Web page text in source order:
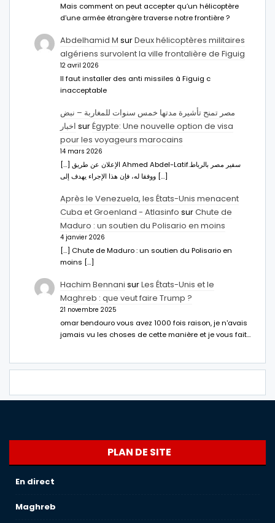
Mais comment on peut accepter qu’un hélicoptère
d’une armée étrangère traverse notre frontière ?
Abdelhamid M surDeux hélicoptères militaires
algériens survolent la ville frontalière de Figuig
12 avril 2026
Il faut installer des anti missiles à Figuig c
inacceptable
مصر تمنح تأشيرة مدتها خمس سنوات للمغاربة – نبض
اخبار surÉgypte: Une nouvelle option de visa
pour les voyageurs marocains
14 mars 2026
[…] الإعلان عن طريق Ahmed Abdel-Latifسفير مصر بالرباط.
ووفقا له، فإن هذا الإجراء يهدف إلى […]
Après le Venezuela, les États-Unis menacent
Cuba et Groenland - Atlasinfo surChute de
Maduro : un soutien du Polisario en moins
4 janvier 2026
[…] Chute de Maduro : un soutien du Polisario en
moins […]
Hachim Bennani surLes États-Unis et le
Maghreb : que veut faire Trump ?
21 novembre 2025
omar bendouro vous avez 1000 fois raison, je n'avais
jamais vu les choses de cette manière et je vous fait…
PLAN DE SITE
En direct
Maghreb